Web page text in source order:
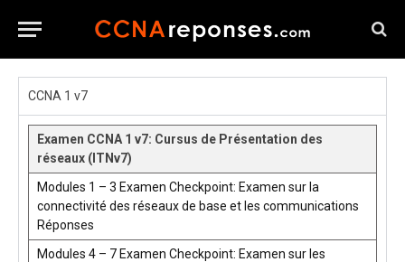
CCNA 1 v7
Examen CCNA 1 v7: Cursus de Présentation des
réseaux (ITNv7)
Modules 1 – 3 Examen Checkpoint: Examen sur la
connectivité des réseaux de base et les communications
Réponses
Modules 4 – 7 Examen Checkpoint: Examen sur les